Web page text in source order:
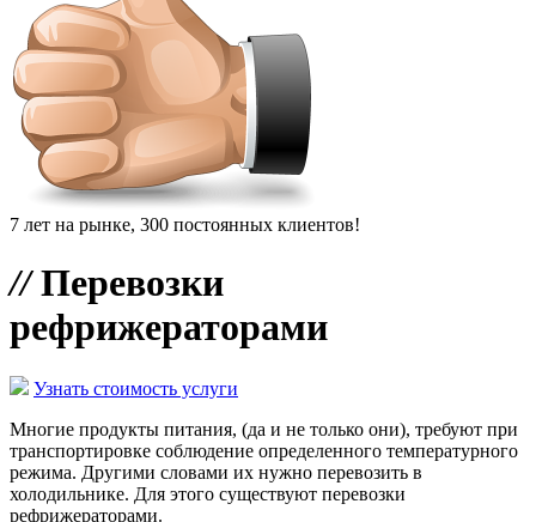
7 лет на рынке, 300 постоянных клиентов!
//Перевозки
рефрижераторами
Узнать стоимость услуги
Многие продукты питания, (да и не только они), требуют при
транспортировке соблюдение определенного температурного
режима. Другими словами их нужно перевозить в
холодильнике. Для этого существуют перевозки
рефрижераторами.